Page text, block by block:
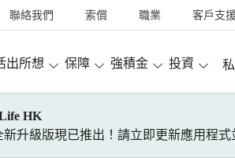
聯絡我們 索償 職業 客戶支
出所想 保障 強積金 投資
HK
新升級版現已推出！請立即更新應用程